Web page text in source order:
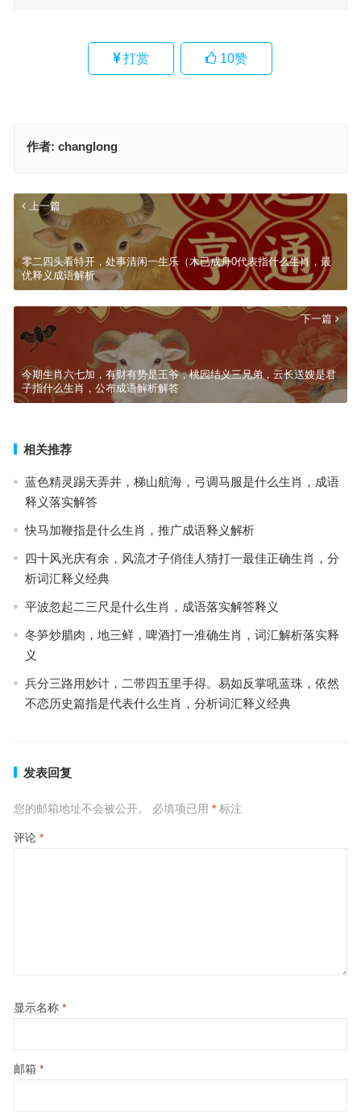
打赏 10赞
作者: changlong
上一篇
零二四头看特开，处事清闲一生乐（木已成舟0代表指什么生肖，最
优释义成语解析
下一篇
今期生肖六七加，有财有势是王爷，桃园结义三兄弟，云长送嫂是君
子指什么生肖，公布成语解析解答
相关推荐
蓝色精灵踢天弄井，梯山航海，弓调马服是什么生肖，成语
释义落实解答
快马加鞭指是什么生肖，推广成语释义解析
四十风光庆有余，风流才子俏佳人猜打一最佳正确生肖，分
析词汇释义经典
平波忽起二三尺是什么生肖，成语落实解答释义
冬笋炒腊肉，地三鲜，啤酒打一准确生肖，词汇解析落实释
义
兵分三路用妙计，二带四五里手得。易如反掌吼蓝珠，依然
不恋历史篇指是代表什么生肖，分析词汇释义经典
发表回复
您的邮箱地址不会被公开。 必填项已用 *标注
评论 *
显示名称 *
邮箱 *